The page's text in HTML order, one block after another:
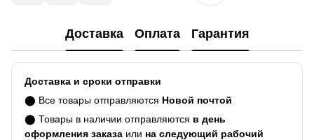
Доставка Оплата Гарантия
Доставка и сроки отправки
⬤ Все товары отправляются Новой почтой
⬤ Товары в наличии отправляются в день
оформления заказа или на следующий рабочий